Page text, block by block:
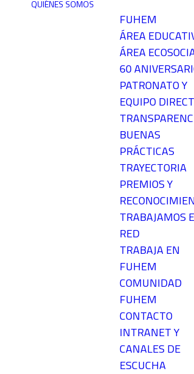
QUIÉNES SOMOS
FUHEM
ÁREA
ÁREA
60
PATRONATO Y
EQUIPO
BUENAS
PRÁCTICAS
TRAYECTORIA
PREMIOS Y
TRABAJAMOS
RED
TRABAJA EN
FUHEM
COMUNIDAD
FUHEM
CONTACTO
INTRANET Y
CANALES DE
ESCUCHA